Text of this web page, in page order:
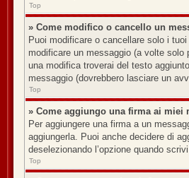
Top
» Come modifico o cancello un
Puoi modificare o cancellare solo i
modificare un messaggio (a volte
una modifica troverai del testo
messaggio (dovrebbero lasciare un
Top
» Come aggiungo una firma ai miei
Per aggiungere una firma a un
aggiungerla. Puoi anche decidere di
deselezionando l’opzione quando
Top